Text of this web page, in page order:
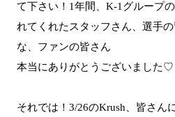
て下さい！1年間、K-1グループ
れてくれたスタッフさん、選手
な、ファンの皆さん
本当にありがとうございました♡
それでは！3/26のKrush、皆さん